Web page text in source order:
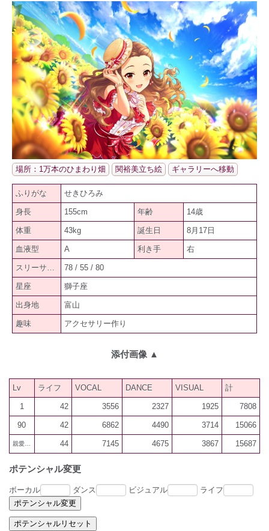
場所：1万本のひまわり畑 関裕美立ち絵 ギャラリーへ移動
ふりがな せきひろみ
身長 155cm 年齢 14歳
体重 43kg 誕生日 8月17日
血液型 A 利き手 右
スリーサイズ 78 / 55 / 80
星座 獅子座
出身地 富山
趣味 アクセサリー作り
添付画像 ▲
Lv ライフ VOCAL DANCE VISUAL 計
1 42 3556 2327 1925 7808
90 42 6862 4490 3714 15066
親愛600 44 7145 4675 3867 15687
ポテンシャル変更
ボーカル ダンス ビジュアル ライフ